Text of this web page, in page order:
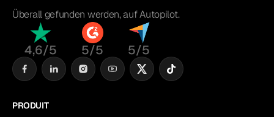
Überall gefunden werden, auf Autopilot.
4,6/5 5/5 5/5
PRODUIT